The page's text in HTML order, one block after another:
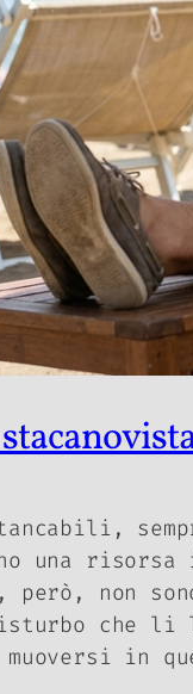
una
però, non
che li
in